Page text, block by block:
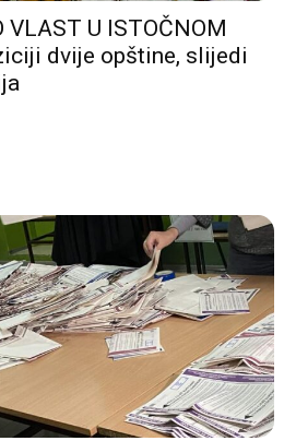
VLAST U ISTOČNOM
dvije opštine, slijedi